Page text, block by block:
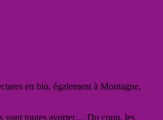
en bio, également à Montagne,
vont toutes avorter… Du coup, les